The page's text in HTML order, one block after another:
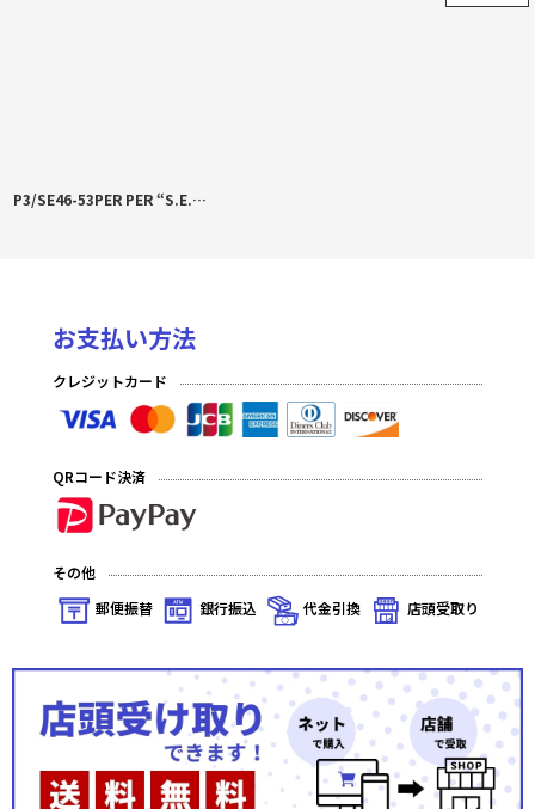
P3/SE46-53PER PER “S.E.E.S.” 桐条 美鶴
お支払い方法
クレジットカード
QRコード決済
その他
郵便振替
銀行振込 代金引換 店頭受取り